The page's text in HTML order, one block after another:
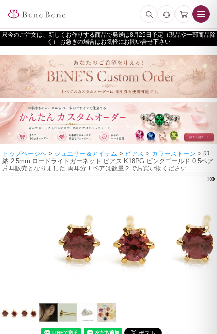
只今のご注文は、新しくお作りする商品で発送は
予定（現品や一部商品除
く） お急ぎの場合はお気軽にお問い合せ下さい
トップページへ > ジュエリー＆アイテム > ピアス > カラーストーン > 即
納 2.5mm ロードライトガーネット ピアス K18PG ピンクゴールド 0.5ペア
片耳販売となりました 両耳分１ペアは数量２でお買い物ください